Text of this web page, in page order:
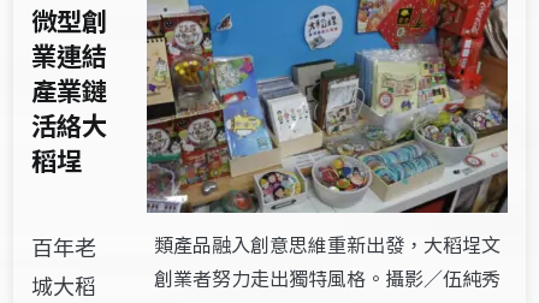
類產品融入創意思維重新出發，大稻埕文
創業者努力走出獨特風格。攝影／伍純秀
微型創
業連結
產業鏈
活絡大
稻埕
百年老
城大稻